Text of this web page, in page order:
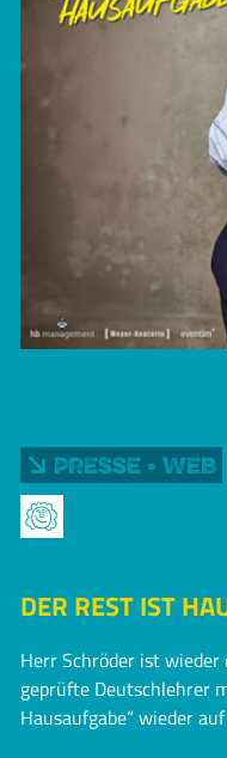
Presse • Web
DER REST IST
Herr Schröder ist
geprüfte Deutschlehrer
Hausaufgabe“ wieder